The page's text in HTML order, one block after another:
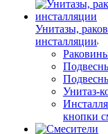
Унитазы,
инсталляции
Унитаз-
кнопки